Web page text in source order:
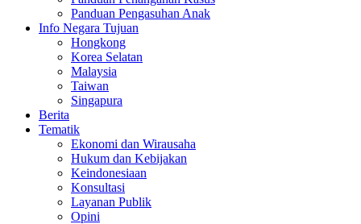
Panduan Pengasuhan Anak
Info Negara Tujuan
Hongkong
Korea Selatan
Malaysia
Taiwan
Singapura
Berita
Tematik
Ekonomi dan Wirausaha
Hukum dan Kebijakan
Keindonesiaan
Konsultasi
Layanan Publik
Opini